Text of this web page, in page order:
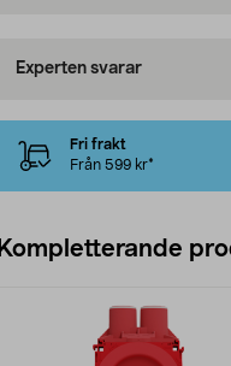
Experten svarar
Fri frakt
Från 599 kr*
Kompletterande